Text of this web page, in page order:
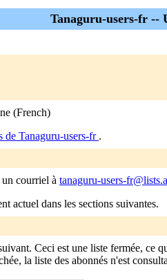
Tanaguru-users-fr --
(French)
de Tanaguru-users-fr .
un courriel à tanaguru-users-
actuel dans les sections suivantes.
Ceci est une liste fermée,
la liste des abonnés n'est